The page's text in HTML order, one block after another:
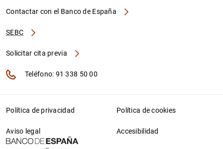
Contactar con el Banco de España
SEBC
Solicitar cita previa
Teléfono: 91 338 50 00
Política de privacidad Política de cookies
Aviso legal Accesibilidad